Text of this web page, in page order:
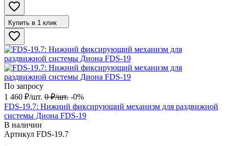
Купить в 1 клик
По запросу
1 460 ₽/шт. 0 ₽/шт. -0%
FDS-19.7: Нижний фиксирующий механизм для раздвижной
системы Диона FDS-19
В наличии
Артикул FDS-19.7